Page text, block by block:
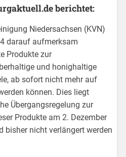
berichtet:
Niedersachsen (KVN)
darauf aufmerksam
Produkte zur
und honighaltige
ab sofort nicht mehr auf
können. Dies liegt
Übergangsregelung zur
Produkte am 2. Dezember
bisher nicht verlängert werden